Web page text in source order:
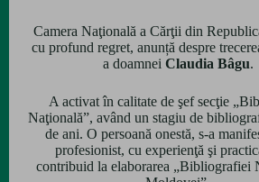
Camera Naţională a Cărţii din
cu profund regret, anunță despre
a doamnei Claudia Bâgu.
A activat în calitate de şef secţie
Naţională”, având un stagiu de
de ani. O persoană onestă, s-a
profesionist, cu experienţă şi
contribuid la elaborarea „Bibliografiei